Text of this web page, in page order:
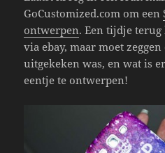
GoCustomized.com om een
ontwerpen. Een tijdje
via ebay, maar moet
uitgekeken was, en wat is
eentje te ontwerpen!